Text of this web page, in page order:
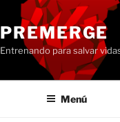
PREMERGE
Entrenando para salvar
Menú